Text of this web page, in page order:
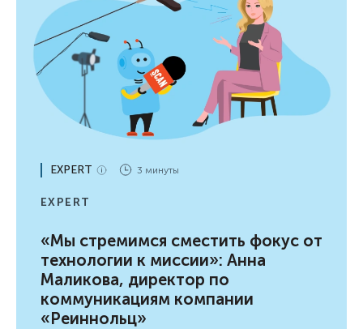
EXPERT 3 минуты
EXPERT
«Мы стремимся сместить фокус от
технологии к миссии»: Анна
Маликова, директор по
коммуникациям компании
«Реиннольц»